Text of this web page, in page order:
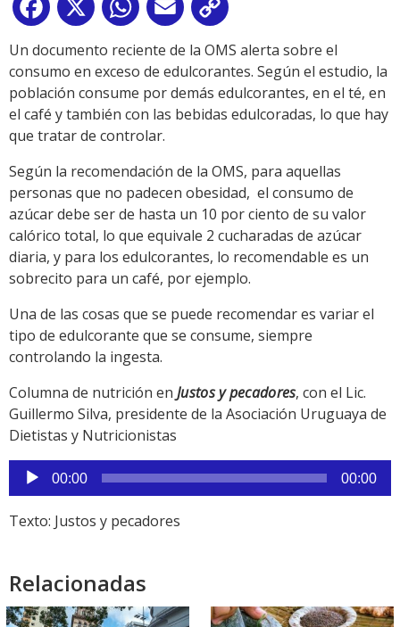
Facebook
X WhatsApp
Email
Link
Un documento reciente de la OMS alerta sobre el
consumo en exceso de edulcorantes. Según el estudio, la
población consume por demás edulcorantes, en el té, en
el café y también con las bebidas edulcoradas, lo que hay
que tratar de controlar.
Según la recomendación de la OMS, para aquellas
personas que no padecen obesidad, el consumo de
azúcar debe ser de hasta un 10 por ciento de su valor
calórico total, lo que equivale 2 cucharadas de azúcar
diaria, y para los edulcorantes, lo recomendable es un
sobrecito para un café, por ejemplo.
Una de las cosas que se puede recomendar es variar el
tipo de edulcorante que se consume, siempre
controlando la ingesta.
Columna de nutrición en Justos y pecadores, con el Lic.
Guillermo Silva, presidente de la Asociación Uruguaya de
Dietistas y Nutricionistas
Reproductor
de
audio
00:00 00:00
Texto: Justos y pecadores
Relacionadas